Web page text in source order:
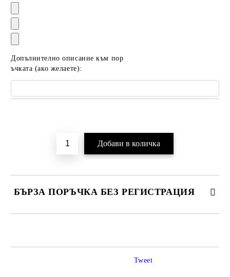
Допълнително описание към пор
ъчката (ако желаете):
БЪРЗА ПОРЪЧКА БЕЗ РЕГИСТРАЦИЯ
Tweet